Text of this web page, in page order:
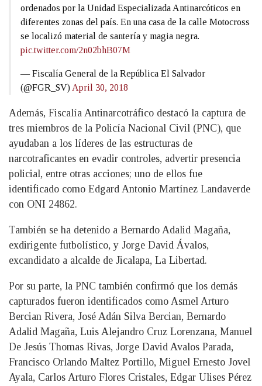
ordenados por la Unidad Especializada Antinarcóticos en
diferentes zonas del país. En una casa de la calle Motocross
se localizó material de santería y magia negra.
pic.twitter.com/2n02bhB07M
— Fiscalía General de la República El Salvador
(@FGR_SV) April 30, 2018
Además, Fiscalía Antinarcotráfico destacó la captura de
tres miembros de la Policía Nacional Civil (PNC), que
ayudaban a los líderes de las estructuras de
narcotraficantes en evadir controles, advertir presencia
policial, entre otras acciones; uno de ellos fue
identificado como Edgard Antonio Martínez Landaverde
con ONI 24862.
También se ha detenido a Bernardo Adalid Magaña,
exdirigente futbolístico, y Jorge David Ávalos,
excandidato a alcalde de Jicalapa, La Libertad.
Por su parte, la PNC también confirmó que los demás
capturados fueron identificados como Asmel Arturo
Bercian Rivera, José Adán Silva Bercian, Bernardo
Adalid Magaña, Luis Alejandro Cruz Lorenzana, Manuel
De Jesús Thomas Rivas, Jorge David Avalos Parada,
Francisco Orlando Maltez Portillo, Miguel Ernesto Jovel
Ayala, Carlos Arturo Flores Cristales, Edgar Ulises Pérez